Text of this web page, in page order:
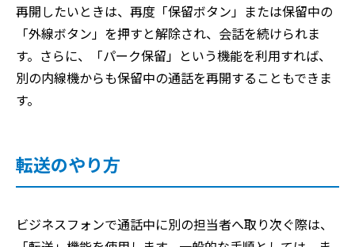
再開したいときは、再度「保留ボタン」または保留中の
「外線ボタン」を押すと解除され、会話を続けられま
す。さらに、「パーク保留」という機能を利用すれば、
別の内線機からも保留中の通話を再開することもできま
す。
転送のやり方
ビジネスフォンで通話中に別の担当者へ取り次ぐ際は、